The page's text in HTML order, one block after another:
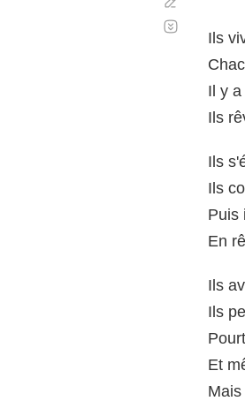
Ils
Il y
Ils
Ils
Ils
Puis
En
Ils
Ils
Et